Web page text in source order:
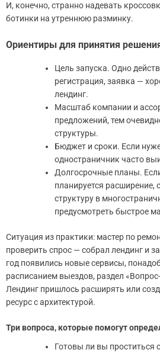
И, конечно, странно надевать
ботинки на утреннюю разминку.
Ориентиры для принятия
Цель запуска. Одно
регистрация, заявка —
лендинг.
Масштаб компании и
предложений, тем
структуры.
Бюджет и сроки. Если
одностраничник часто
Долгосрочные планы.
планируется расширение,
структуру в
предусмотреть быстрое
Ситуация из практики: мастер по
проверить спрос — собрал лендинг и
год появились новые сервисы,
расписанием выездов, раздел
Лендинг пришлось расширять или
ресурс с архитектурой.
Три вопроса, которые помогут
Готовы ли вы проститься